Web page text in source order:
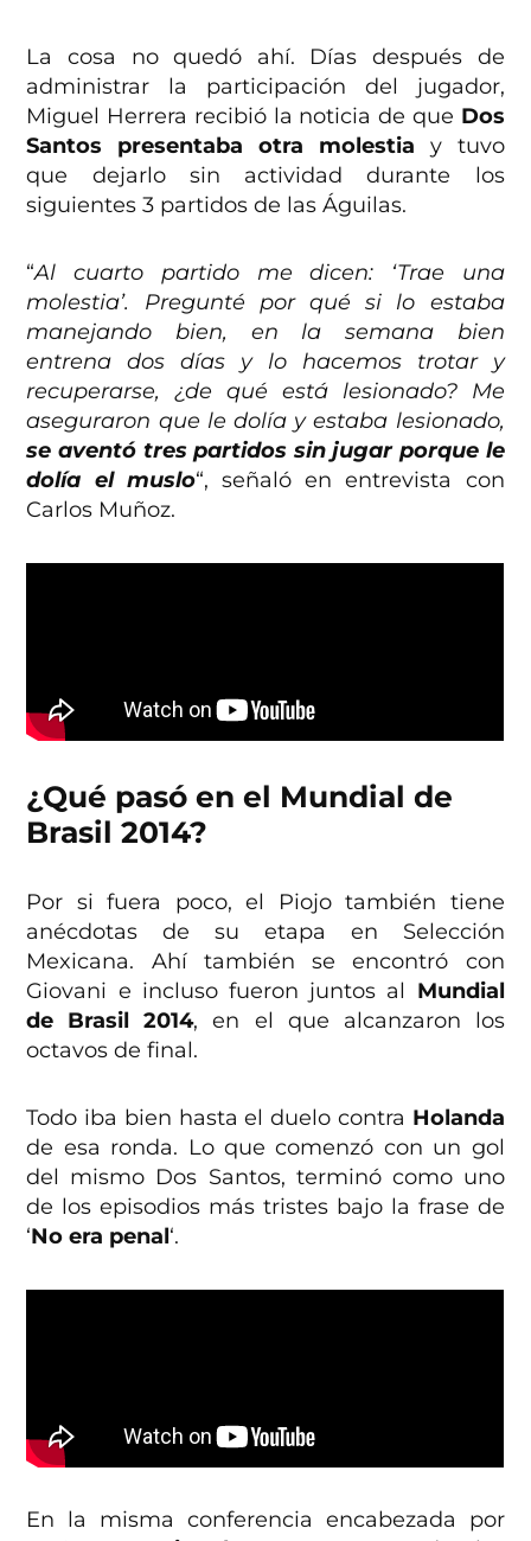
La cosa no quedó ahí. Días después de
administrar la participación del jugador,
Miguel Herrera recibió la noticia de que Dos
Santos presentaba otra molestia y tuvo
que dejarlo sin actividad durante los
siguientes 3 partidos de las Águilas.
“Al cuarto partido me dicen: ‘Trae una
molestia’. Pregunté por qué si lo estaba
manejando bien, en la semana bien
entrena dos días y lo hacemos trotar y
recuperarse, ¿de qué está lesionado? Me
aseguraron que le dolía y estaba lesionado,
se aventó tres partidos sin jugar porque le
dolía el muslo“, señaló en entrevista con
Carlos Muñoz.
¿Qué pasó en el Mundial de
Brasil 2014?
Por si fuera poco, el Piojo también tiene
anécdotas de su etapa en Selección
Mexicana. Ahí también se encontró con
Giovani e incluso fueron juntos al Mundial
de Brasil 2014, en el que alcanzaron los
octavos de final.
Todo iba bien hasta el duelo contra Holanda
de esa ronda. Lo que comenzó con un gol
del mismo Dos Santos, terminó como uno
de los episodios más tristes bajo la frase de
‘No era penal‘.
En la misma conferencia encabezada por